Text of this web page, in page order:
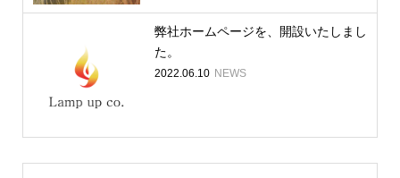
弊社ホームページを、開設いたしまし
た。
2022.06.10 NEWS